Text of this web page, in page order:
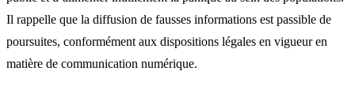
Il rappelle que la diffusion de fausses informations est passible de
poursuites, conformément aux dispositions légales en vigueur en
matière de communication numérique.